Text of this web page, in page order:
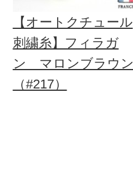
【オートクチュール
刺繍糸】フィラガ
ン マロンブラウン
（#217）